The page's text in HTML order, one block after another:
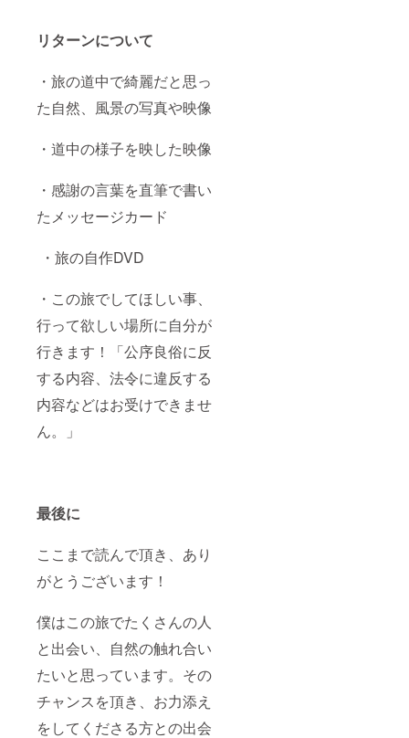
リターンについて
・旅の道中で綺麗だと思っ
た自然、風景の写真や映像
・道中の様子を映した映像
・感謝の言葉を直筆で書い
たメッセージカード
・旅の自作DVD
・この旅でしてほしい事、
行って欲しい場所に自分が
行きます！「公序良俗に反
する内容、法令に違反する
内容などはお受けできませ
ん。」
最後に
ここまで読んで頂き、あり
がとうございます！
僕はこの旅でたくさんの人
と出会い、自然の触れ合い
たいと思っています。その
チャンスを頂き、お力添え
をしてくださる方との出会